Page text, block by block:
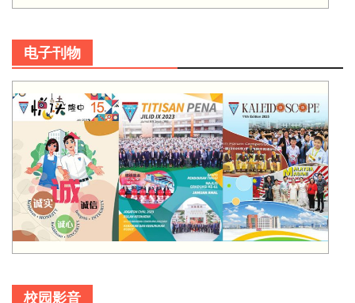
电子刊物
校园影音